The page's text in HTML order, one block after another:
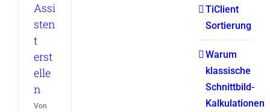
Assi
sten
t
erst
elle
n
Von
TiClient
Sortierung
Warum
klassische
Schnittbild-
Kalkulationen